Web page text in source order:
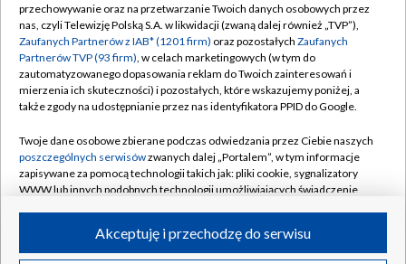
Abonament TVP
Emisja w TVP
Centrum informacji TVP
Naziemna Telewizja Cyfrowa
Rada Programowa
System NOS
Informacje o nadawcy
Program dla prasy
Regulamin TVP
Polityka prywatności
Moje zgody
Pomoc
Kontakt
Kanały
©2026 Telewizja Polska S.A. w likwidacji
przechowywanie oraz na przetwarzanie Twoich danych osobowych przez
nas, czyli Telewizję Polską S.A. w likwidacji (zwaną dalej również „TVP”),
Zaufanych Partnerów z IAB* (1201 firm) oraz pozostałych Zaufanych
Partnerów TVP (93 firm), w celach marketingowych (w tym do
zautomatyzowanego dopasowania reklam do Twoich zainteresowań i
mierzenia ich skuteczności) i pozostałych, które wskazujemy poniżej, a
także zgody na udostępnianie przez nas identyfikatora PPID do Google.
Twoje dane osobowe zbierane podczas odwiedzania przez Ciebie naszych
poszczególnych serwisówzwanych dalej „Portalem”, w tym informacje
zapisywane za pomocą technologii takich jak: pliki cookie, sygnalizatory
WWW lub innych podobnych technologii umożliwiających świadczenie
ruchu w Internecie.Akceptuję i przechodzę do serwisu